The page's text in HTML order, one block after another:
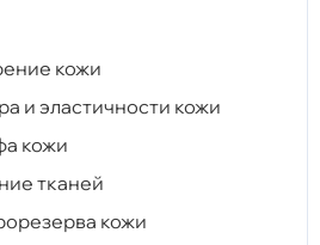
кожи
и эластичности кожи
кожи
тканей
кожи